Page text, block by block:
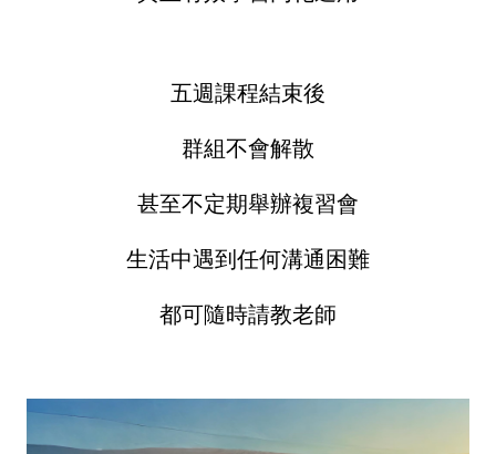
五週課程結束後
群組不會解散
甚至不定期舉辦複習會
生活中遇到任何溝通困難
都可隨時請教老師